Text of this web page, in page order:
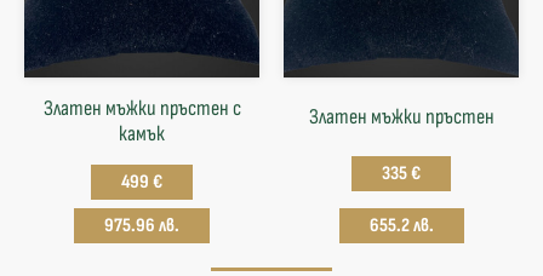
Златен мъжки пръстен с
камък
499 €
975.96 лв.
Златен мъжки пръстен
335 €
655.2 лв.